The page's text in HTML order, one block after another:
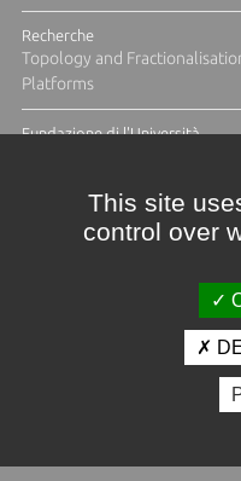
Recherche
Topology and
Platforms
Fundazione di l'Università
Crédits et mentions légales
This site
control over